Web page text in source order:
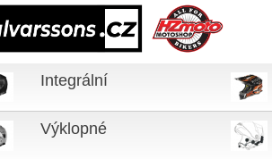
Integrální
Výklopné